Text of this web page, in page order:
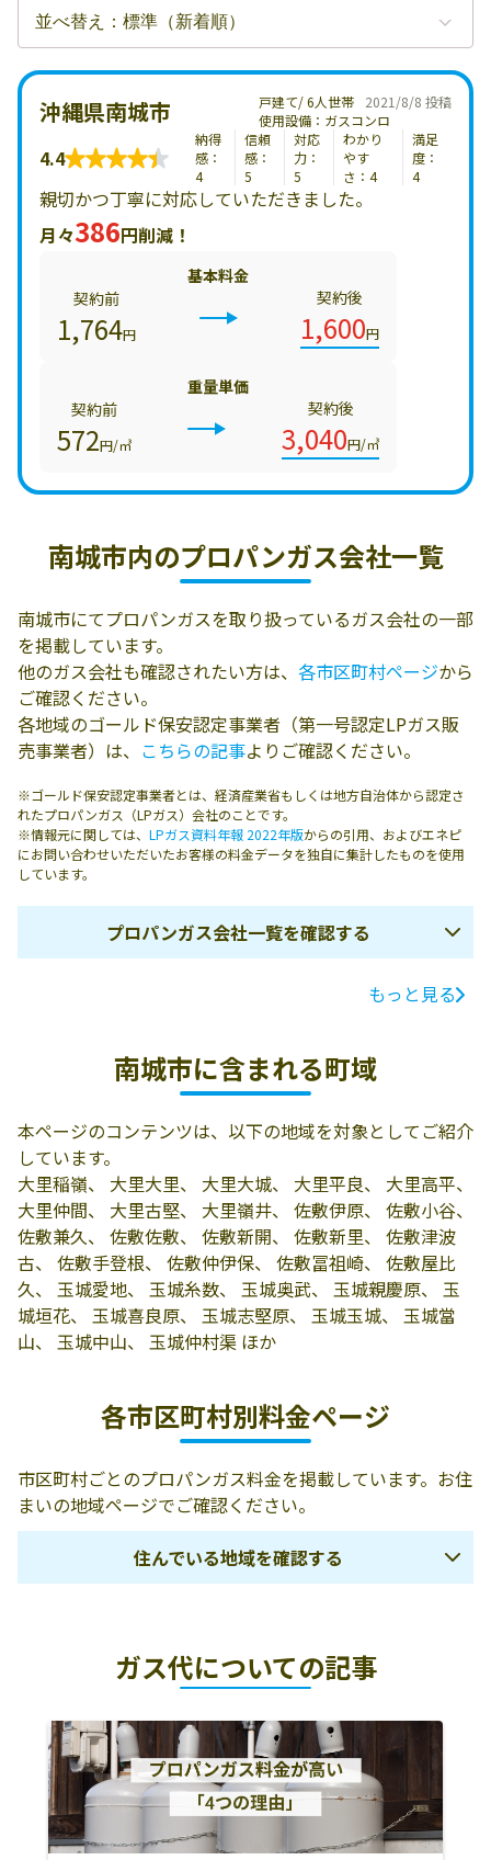
2021/8/8 投稿
沖縄県南城市
戸建て/ 6人世帯
使用設備：ガスコンロ
4.4
納得
感：
4
信頼
感：
5
対応
力：
5
わかり
やす
さ：4
満足
度：
4
親切かつ丁寧に対応していただきました。
月々386円削減！
基本料金
契約前
1,764円
契約後
1,600円
重量単価
契約前
572円/㎥
契約後
3,040円/㎥
南城市内のプロパンガス会社一覧
南城市にてプロパンガスを取り扱っているガス会社の一部
を掲載しています。
他のガス会社も確認されたい方は、 各市区町村ページから
ご確認ください。
各地域のゴールド保安認定事業者（第一号認定LPガス販
売事業者）は、 こちらの記事よりご確認ください。
※ゴールド保安認定事業者とは、経済産業省もしくは地方自治体から認定さ
れたプロパンガス（LPガス）会社のことです。
※情報元に関しては、 LPガス資料年報 2022年版からの引用、およびエネピ
にお問い合わせいただいたお客様の料金データを独自に集計したものを使用
しています。
プロパンガス会社一覧を確認する
電話番号
武78.
ガス
佐敷字手登根378
屋比久商店
南城市 玉城字百
名525
098-948-1972
ＪＡおきなわ／
佐敷支店
南城市佐敷佐敷
195
098-947-3933
もっと見る
南城市に含まれる町域
本ページのコンテンツは、以下の地域を対象としてご紹介
しています。
大里稲嶺、 大里大里、 大里大城、 大里平良、 大里高平、
大里仲間、 大里古堅、 大里嶺井、 佐敷伊原、 佐敷小谷、
佐敷兼久、 佐敷佐敷、 佐敷新開、 佐敷新里、 佐敷津波
古、 佐敷手登根、 佐敷仲伊保、 佐敷冨祖崎、 佐敷屋比
久、 玉城愛地、 玉城糸数、 玉城奥武、 玉城親慶原、 玉
城垣花、 玉城喜良原、 玉城志堅原、 玉城玉城、 玉城當
山、 玉城中山、 玉城仲村渠 ほか
各市区町村別料金ページ
市区町村ごとのプロパンガス料金を掲載しています。お住
まいの地域ページでご確認ください。
住んでいる地域を確認する
島尻郡八重瀬町
島尻郡与那原町
浦添市
中頭郡読谷村
中頭郡嘉手納町
中頭郡北谷町
中頭郡北中城村
中頭郡中城村
中頭郡西原町
名護市 うるま市
ガス代についての記事